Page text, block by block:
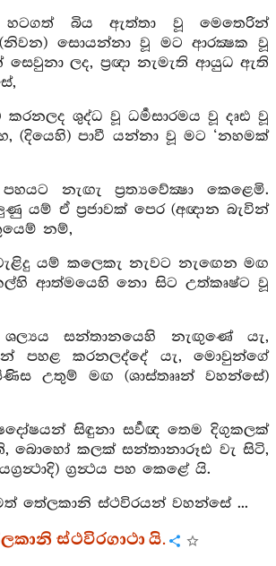
හටගත් බිය ඇත්තා වූ මෙතෙරින්
සොයන්නා වූ මට ආරක්‍ෂක වූ
ලද, ප්‍රඥා නැමැති ආයුධ ඇති
ශුද්ධ වූ ධර්‍මසාරමය වූ දෘඪ වූ
(දියෙහි) පාවී යන්නා වූ මට ‘නහමක්
නැඟැ ප්‍රත්‍යවේක්‍ෂා කෙළෙමි.
යම් ඒ ප්‍රජාවක් පෙර (අඥාන බැවින්
නම්,
යම් කලෙකැ නැවට නැඟෙන මඟ
ආත්මයෙහි නො සිට උත්කෘෂ්ට වූ
ශල්‍යය සන්තානයෙහි නැඟුණේ යැ,
පහළ කරනලද්දේ යැ, මොවුන්ගේ
උතුම් මඟ (ශාස්තෲන් වහන්සේ)
සිඳුනා සර්‍වඥ තෙම දිගුකලක්
බොහෝ කලක් සන්තානාරූඪ වැ සිටි,
ග්‍රන්‍ථය පහ කෙළේ යි.
තේලකානි ස්ථවිරයන් වහන්සේ ...
ස්ථවිරගාථා යි.